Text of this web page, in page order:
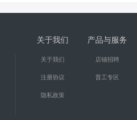
关于我们
关于我们
注册协议
隐私政策
产品与服务
店铺招聘
普工专区